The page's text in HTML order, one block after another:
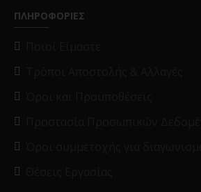
ΠΛΗΡΟΦΟΡΙΕΣ